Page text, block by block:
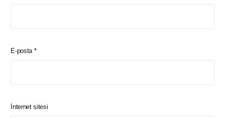
E-posta *
İnternet sitesi